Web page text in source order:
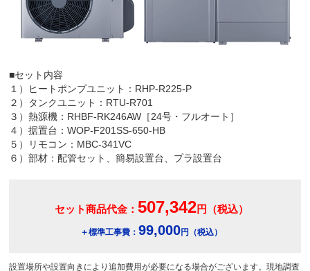
■セット内容
１）ヒートポンプユニット：RHP-R225-P
２）タンクユニット：RTU-R701
３）熱源機：RHBF-RK246AW［24号・フルオート］
４）据置台：WOP-F201SS-650-HB
５）リモコン：MBC-341VC
６）部材：配管セット、簡易設置台、プラ設置台
セット商品代金： 507,342円（税込）
＋標準工事費：99,000円（税込）
設置場所や設置向きにより追加費用が必要になる場合がございます。現地調査